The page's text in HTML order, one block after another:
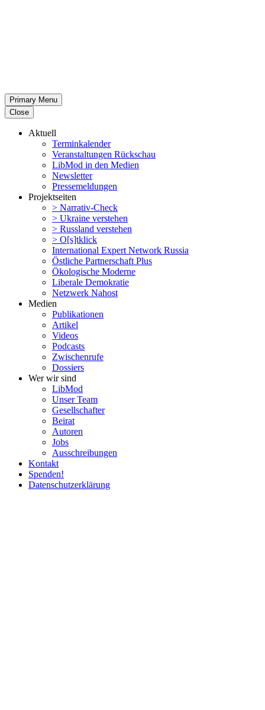
Primary Menu
Close
Aktuell
Termin­ka­lender
Veran­stal­tungen Rückschau
LibMod in den Medien
Newsletter
Presse­mel­dungen
Projekt­seiten
> Narrativ-Check
> Ukraine verstehen
> Russland verstehen
> O[s]tklick
Inter­na­tional Expert Network Russia
Östliche Partner­schaft Plus
Ökolo­gische Moderne
Liberale Demokratie
Netzwerk Nahost
Medien
Publi­ka­tionen
Artikel
Videos
Podcasts
Zwischenrufe
Dossiers
Wer wir sind
LibMod
Unser Team
Gesell­schafter
Beirat
Autoren
Jobs
Ausschrei­bungen
Kontakt
Spenden!
Daten­schutz­er­klärung